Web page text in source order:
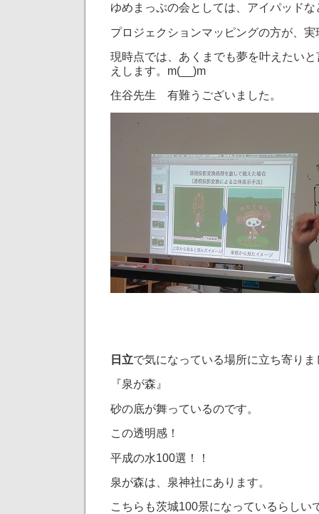
ゆめまっぷの会としては、アイパッド
プロジェクションマッピングの方が、
現時点では、あくまでも夢を叶えたい
えします。m(__)m
住谷先生 有難うございました。
日立で気になっている場所に立ち寄りま
『泉が森』
砂の底が舞っているのです。
この透明感！
平成の水100選！！
泉が森は、泉神社にあります。
こちらも茨城100景になっているらしい